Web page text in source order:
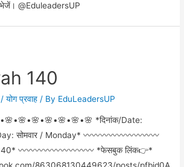
भेजें। @EduleadersUP
140
/योग प्रवाह / By EduLeadersUP
*दिनांक/Date:
सोमवार / Monday* 〰️〰️〰️〰️〰️〰️〰️〰️〰️
140* 〰️〰️〰️〰️〰️〰️〰️〰️〰️ *फेसबुक लिंक👉*